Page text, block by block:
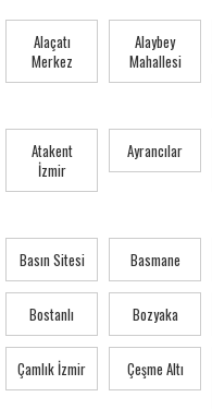
Alaçatı
Merkez
Alaybey
Mahallesi
Atakent
İzmir
Ayrancılar
Basın Sitesi Basmane
Bostanlı Bozyaka
Çamlık İzmir Çeşme Altı